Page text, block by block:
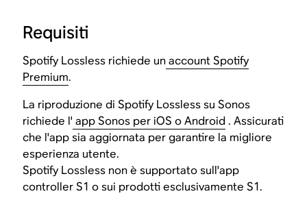
Requisiti
Spotify Lossless richiede unaccount Spotify
Premium.
La riproduzione di Spotify Lossless su Sonos
richiede l' app Sonos per iOS o Android . Assicurati
che l'app sia aggiornata per garantire la migliore
esperienza utente.
Spotify Lossless non è supportato sull'app
controller S1 o sui prodotti esclusivamente S1.